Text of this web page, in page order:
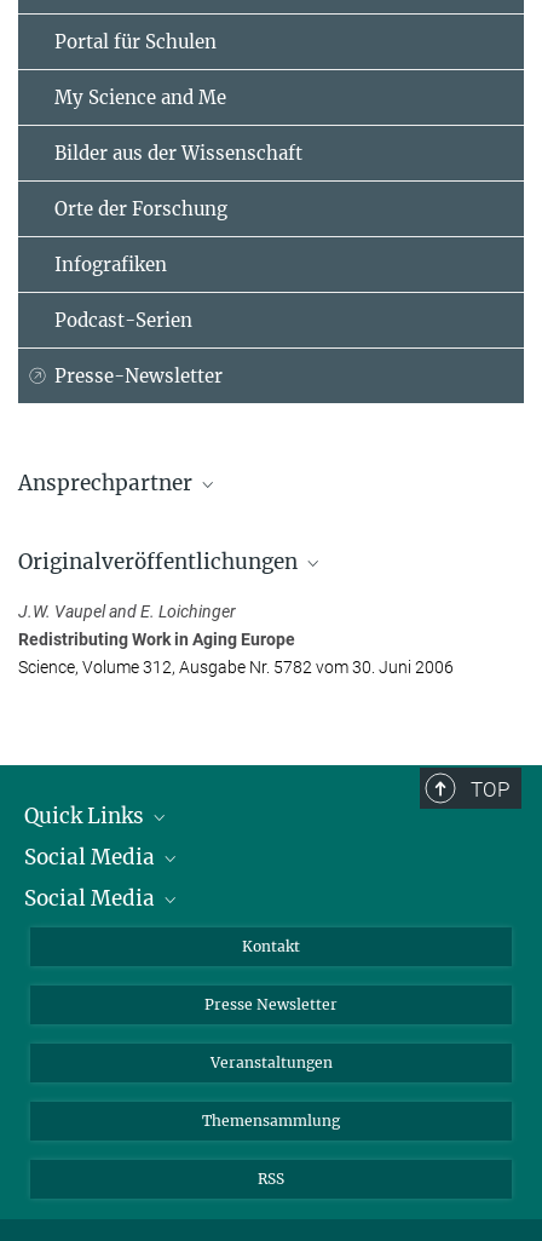
Portal für Schulen
My Science and Me
Bilder aus der Wissenschaft
Orte der Forschung
Infografiken
Podcast-Serien
Presse-Newsletter
Ansprechpartner
Max-Planck-Institut für demografische Forschung, Rostock
presse@...
Originalveröffentlichungen
J.W. Vaupel and E. Loichinger
Redistributing Work in Aging Europe
Science, Volume 312, Ausgabe Nr. 5782 vom 30. Juni 2006
TOP
Quick Links
Präsident
Zahlen und Fakten
Social Media
Bluesky
TikTok
Social Media
Instagram
YouTube
Kontakt
Presse Newsletter
Veranstaltungen
Themensammlung
RSS